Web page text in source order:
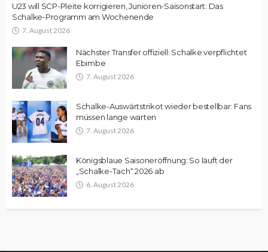
U23 will SCP-Pleite korrigieren, Junioren-Saisonstart: Das
Schalke-Programm am Wochenende
7. August 2026
Nächster Transfer offiziell: Schalke verpflichtet
Ebimbe
7. August 2026
Schalke-Auswärtstrikot wieder bestellbar: Fans
müssen lange warten
7. August 2026
Königsblaue Saisoneröffnung: So läuft der
„Schalke-Tach“ 2026 ab
6. August 2026